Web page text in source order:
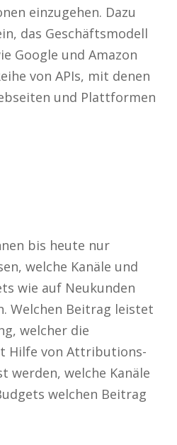
einzugehen. Dazu
das Geschäftsmodell
Google und Amazon
von APIs, mit denen
und Plattformen
bis heute nur
welche Kanäle und
wie auf Neukunden
Welchen Beitrag leistet
welcher die
Hilfe von Attributions-
werden, welche Kanäle
welchen Beitrag